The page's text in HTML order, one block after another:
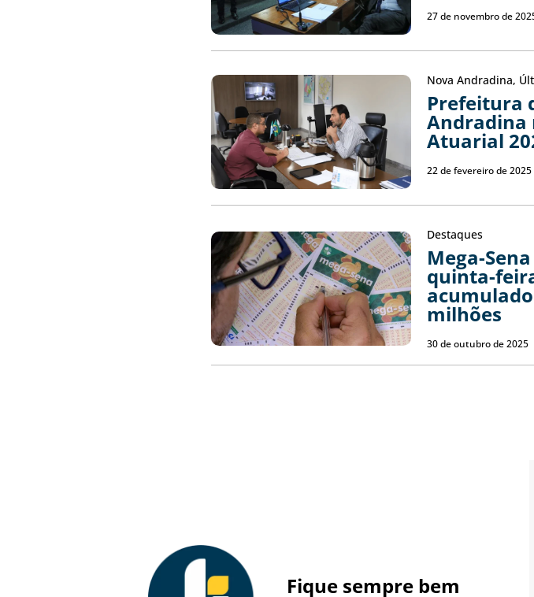
27 de novembro de
Nova Andradina,
Prefeitura
Andradina
Atuarial
22 de fevereiro de 2025
Destaques
Mega-
quinta-
milhões
30 de outubro de 2025
Fique sempre bem